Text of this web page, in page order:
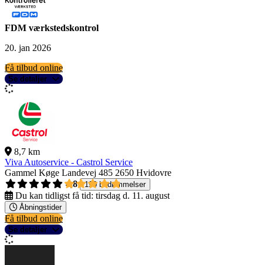
FDM værkstedskontrol
20. jan 2026
Få tilbud online
Se detaljer
8,7 km
Viva Autoservice - Castrol Service
Gammel Køge Landevej 485 2650 Hvidovre
4,8
190 bedømmelser
Du kan tidligst få tid: tirsdag d. 11. august
Åbningstider
Få tilbud online
Se detaljer